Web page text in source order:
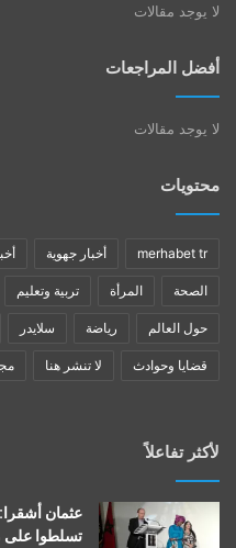
لا يوجد مقالات
أفضل المراجعات
لا يوجد مقالات
محتويات
merhabet tr أخبار جهوية
الصحة المرأة تربية وتعليم
حول العالم رياضة سلايدر
قضايا وحوادث لا تنشر هنا
لأكثر تفاعلاً
عثمان
تسلطوا على